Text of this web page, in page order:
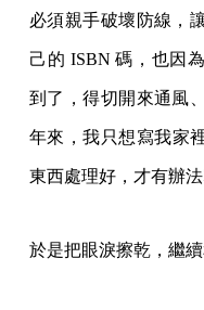
必須親手破壞防線，
己的 ISBN 碼，也因
到了，得切開來通風
年來，我只想寫我家
東西處理好，才有辦法
於是把眼淚擦乾，繼